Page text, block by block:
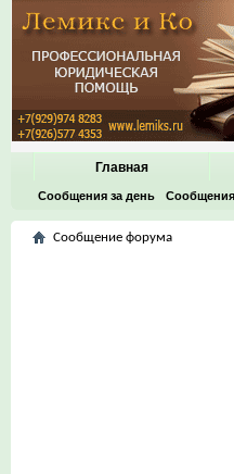
Главная
Сообщения за день Сообщения
Сообщение форума